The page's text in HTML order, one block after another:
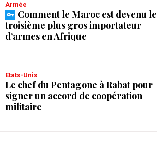
Armée
Comment le Maroc est devenu le
troisième plus gros importateur
d’armes en Afrique
Etats-Unis
Le chef du Pentagone à Rabat pour
signer un accord de coopération
militaire